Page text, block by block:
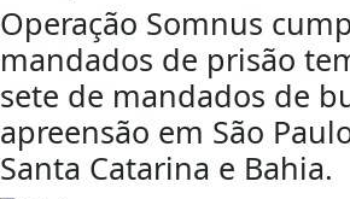
Operação Somnus
mandados de prisão
sete de mandados de
apreensão em São
Santa Catarina e Bahia.